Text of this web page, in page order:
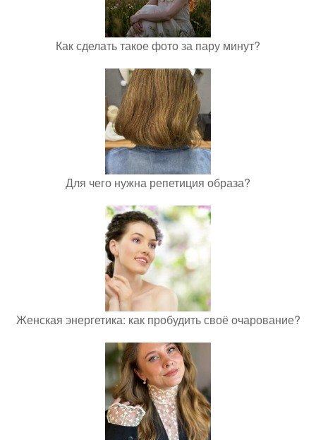
Как сделать такое фото за пару минут?
Для чего нужна репетиция образа?
Женская энергетика: как пробудить своё очарование?